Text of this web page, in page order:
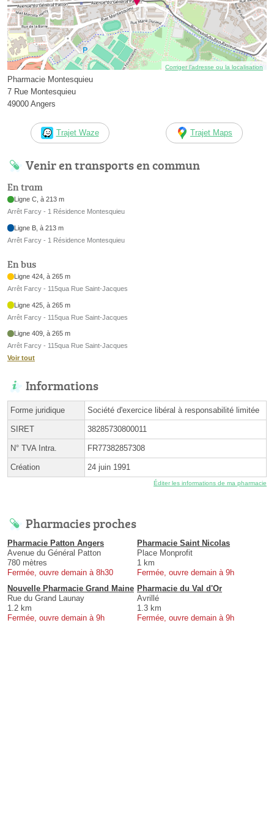
Corriger l’adresse ou la localisation
Pharmacie Montesquieu
7 Rue Montesquieu
49000 Angers
Trajet Waze Trajet Maps
Venir en transports en commun
En tram
Ligne C, à 213 m
Arrêt Farcy - 1 Résidence Montesquieu
Ligne B, à 213 m
Arrêt Farcy - 1 Résidence Montesquieu
En bus
Ligne 424, à 265 m
Arrêt Farcy - 115qua Rue Saint-Jacques
Ligne 425, à 265 m
Arrêt Farcy - 115qua Rue Saint-Jacques
Ligne 409, à 265 m
Arrêt Farcy - 115qua Rue Saint-Jacques
Voir tout
Informations
Forme juridique Société d'exercice libéral à responsabilité limitée
SIRET 38285730800011
N° TVA Intra. FR77382857308
Création 24 juin 1991
Éditer les informations de ma pharmacie
Pharmacies proches
Pharmacie Patton Angers
Avenue du Général Patton
780 mètres
Fermée, ouvre demain à 8h30
Pharmacie Saint Nicolas
Place Monprofit
1 km
Fermée, ouvre demain à 9h
Nouvelle Pharmacie Grand Maine
Rue du Grand Launay
1.2 km
Fermée, ouvre demain à 9h
Pharmacie du Val d'Or
Avrillé
1.3 km
Fermée, ouvre demain à 9h